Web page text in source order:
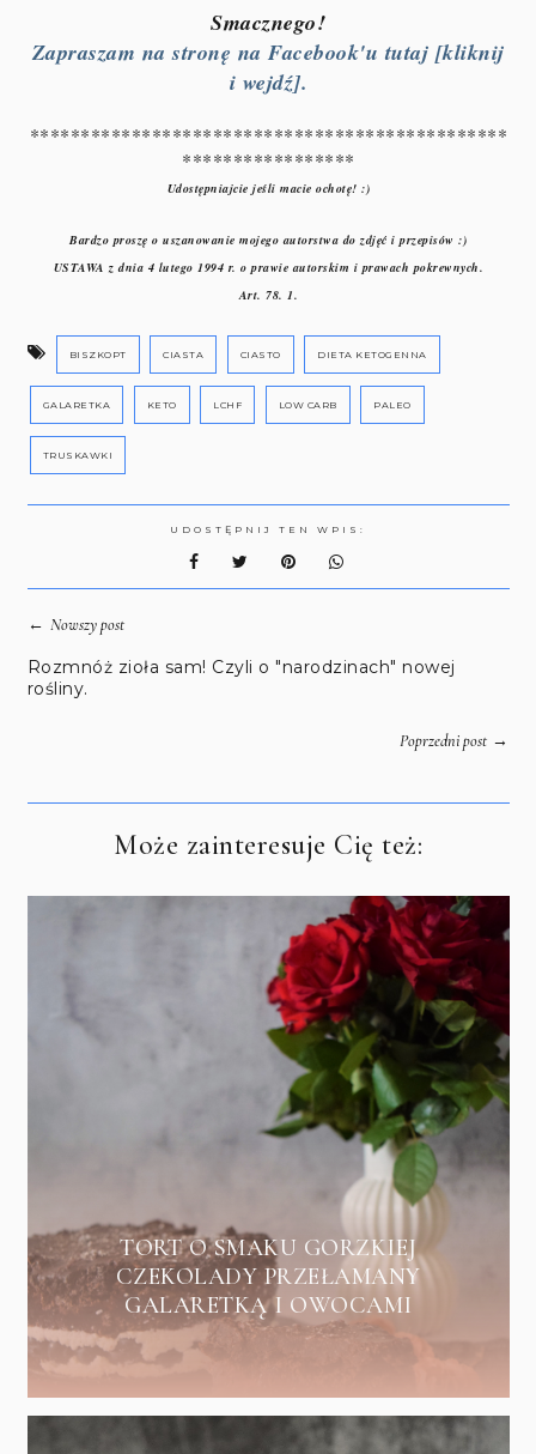
Smacznego!
Zapraszam na stronę na Facebook'u tutaj [kliknij
i wejdź].
***********************************************
*****************
Udostępniajcie jeśli macie ochotę! :)
Bardzo proszę o uszanowanie mojego autorstwa do zdjęć i przepisów :)
USTAWA z dnia 4 lutego 1994 r. o prawie autorskim i prawach pokrewnych.
Art. 78. 1.
BISZKOPT CIASTA CIASTO DIETA KETOGENNA
GALARETKA KETO LCHF LOW CARB PALEO
TRUSKAWKI
UDOSTĘPNIJ TEN WPIS:
← Nowszy post
Rozmnóż zioła sam! Czyli o "narodzinach" nowej
rośliny.
Poprzedni post→
Może zainteresuje Cię też:
TORT O SMAKU GORZKIEJ
CZEKOLADY PRZEŁAMANY
GALARETKĄ I OWOCAMI